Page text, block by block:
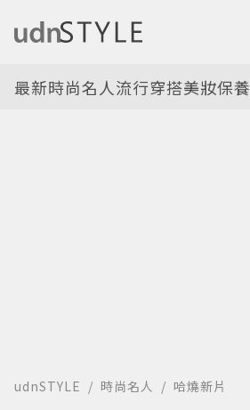
最新時尚名人流行穿搭美妝保養
udnSTYLE 時尚名人 哈燒新片